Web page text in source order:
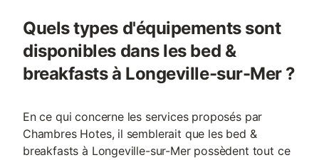
Quels types d'équipements sont
disponibles dans les bed &
breakfasts à Longeville-sur-Mer ?
En ce qui concerne les services proposés par
Chambres Hotes, il semblerait que les bed &
breakfasts à Longeville-sur-Mer possèdent tout ce